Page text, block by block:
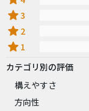
star3
star 2
star 1
カテゴリ別の評価
構えやすさ
方向性